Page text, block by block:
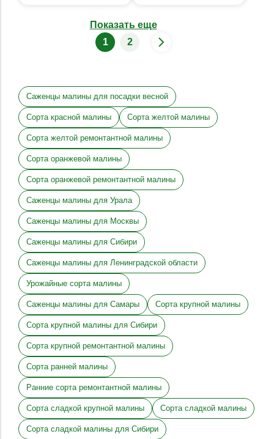
Показать еще
1
2
Саженцы малины для посадки весной
Сорта красной малины Сорта желтой малины
Сорта желтой ремонтантной малины
Сорта оранжевой малины
Сорта оранжевой ремонтантной малины
Саженцы малины для Урала
Саженцы малины для Москвы
Саженцы малины для Сибири
Саженцы малины для Ленинградской области
Урожайные сорта малины
Саженцы малины для Самары Сорта крупной малины
Сорта крупной малины для Сибири
Сорта крупной ремонтантной малины
Сорта ранней малины
Ранние сорта ремонтантной малины
Сорта сладкой крупной малины Сорта сладкой малины
Сорта сладкой малины для Сибири